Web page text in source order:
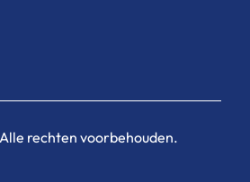
rechten voorbehouden.